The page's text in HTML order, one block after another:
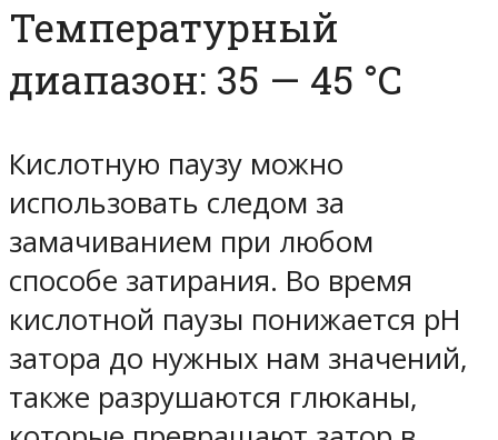
Температурный
диапазон: 35 — 45 °C
Кислотную паузу можно
использовать следом за
замачиванием при любом
способе затирания. Во время
кислотной паузы понижается pH
затора до нужных нам значений,
также разрушаются глюканы,